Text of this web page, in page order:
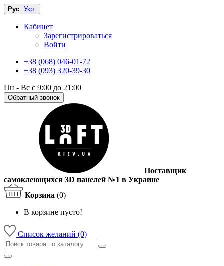
Рус Укр
Кабинет
Зарегистрироваться
Войти
+38 (068) 046-01-72
+38 (093) 320-39-30
Пн - Вс с 9:00 до 21:00
Обратный звонок
Поставщик
самоклеющихся 3D панелей №1 в Украине
Корзина (0)
В корзине пусто!
Список желаний (0)